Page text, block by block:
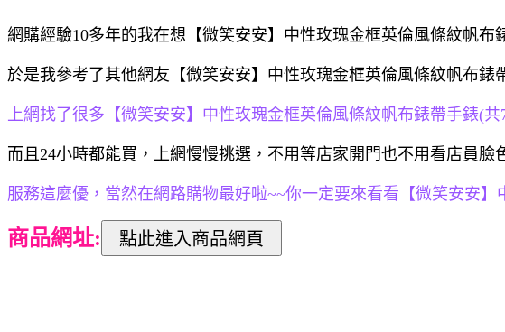
網購經驗10多年的我在想【微笑安安】中性玫瑰金框英倫風條紋帆布
於是我參考了其他網友【微笑安安】中性玫瑰金框英倫風條紋帆布錶
上網找了很多【微笑安安】中性玫瑰金框英倫風條紋帆布錶帶手錶(
而且24小時都能買，上網慢慢挑選，不用等店家開門也不用看店員臉
服務這麼優，當然在網路購物最好啦~~你一定要來看看【微笑安安
商品網址: